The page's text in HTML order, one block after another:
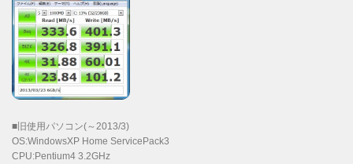
■旧使用パソコン(～2013/3)
OS:WindowsXP Home ServicePack3
CPU:Pentium4 3.2GHz